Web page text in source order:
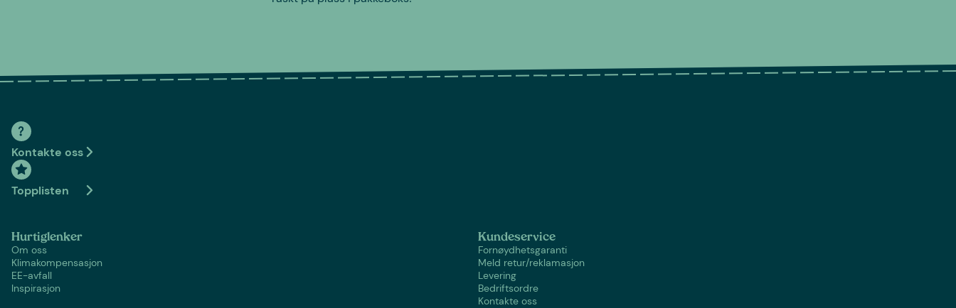
Kontakte oss
Topplisten
Hurtiglenker
Om oss
Klimakompensasjon
EE-avfall
Inspirasjon
Kundeservice
Fornøydhetsgaranti
Meld retur/reklamasjon
Levering
Bedriftsordre
Kontakte oss